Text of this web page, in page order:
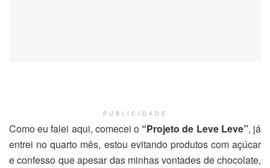
PUBLICIDADE
Como eu falei aqui, comecei o “Projeto de Leve Leve”, já
entrei no quarto mês, estou evitando produtos com açúcar
e confesso que apesar das minhas vontades de chocolate,